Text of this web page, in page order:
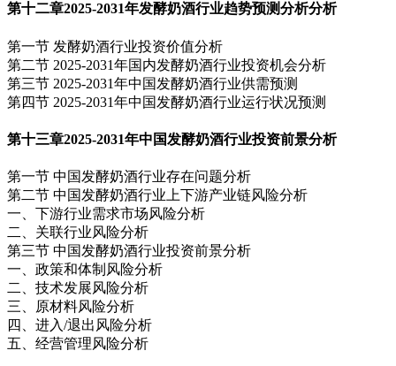
第十二章2025-2031年发酵奶酒行业趋势预测分析分析
第一节 发酵奶酒行业投资价值分析
第二节 2025-2031年国内发酵奶酒行业投资机会分析
第三节 2025-2031年中国发酵奶酒行业供需预测
第四节 2025-2031年中国发酵奶酒行业运行状况预测
第十三章2025-2031年中国发酵奶酒行业投资前景分析
第一节 中国发酵奶酒行业存在问题分析
第二节 中国发酵奶酒行业上下游产业链风险分析
一、下游行业需求市场风险分析
二、关联行业风险分析
第三节 中国发酵奶酒行业投资前景分析
一、政策和体制风险分析
二、技术发展风险分析
三、原材料风险分析
四、进入/退出风险分析
五、经营管理风险分析